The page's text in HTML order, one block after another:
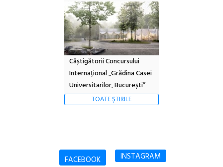
Câștigătorii Concursului
Internațional „Grădina Casei
Universitarilor, București”
TOATE ȘTIRILE
FACEBOOK INSTAGRAM